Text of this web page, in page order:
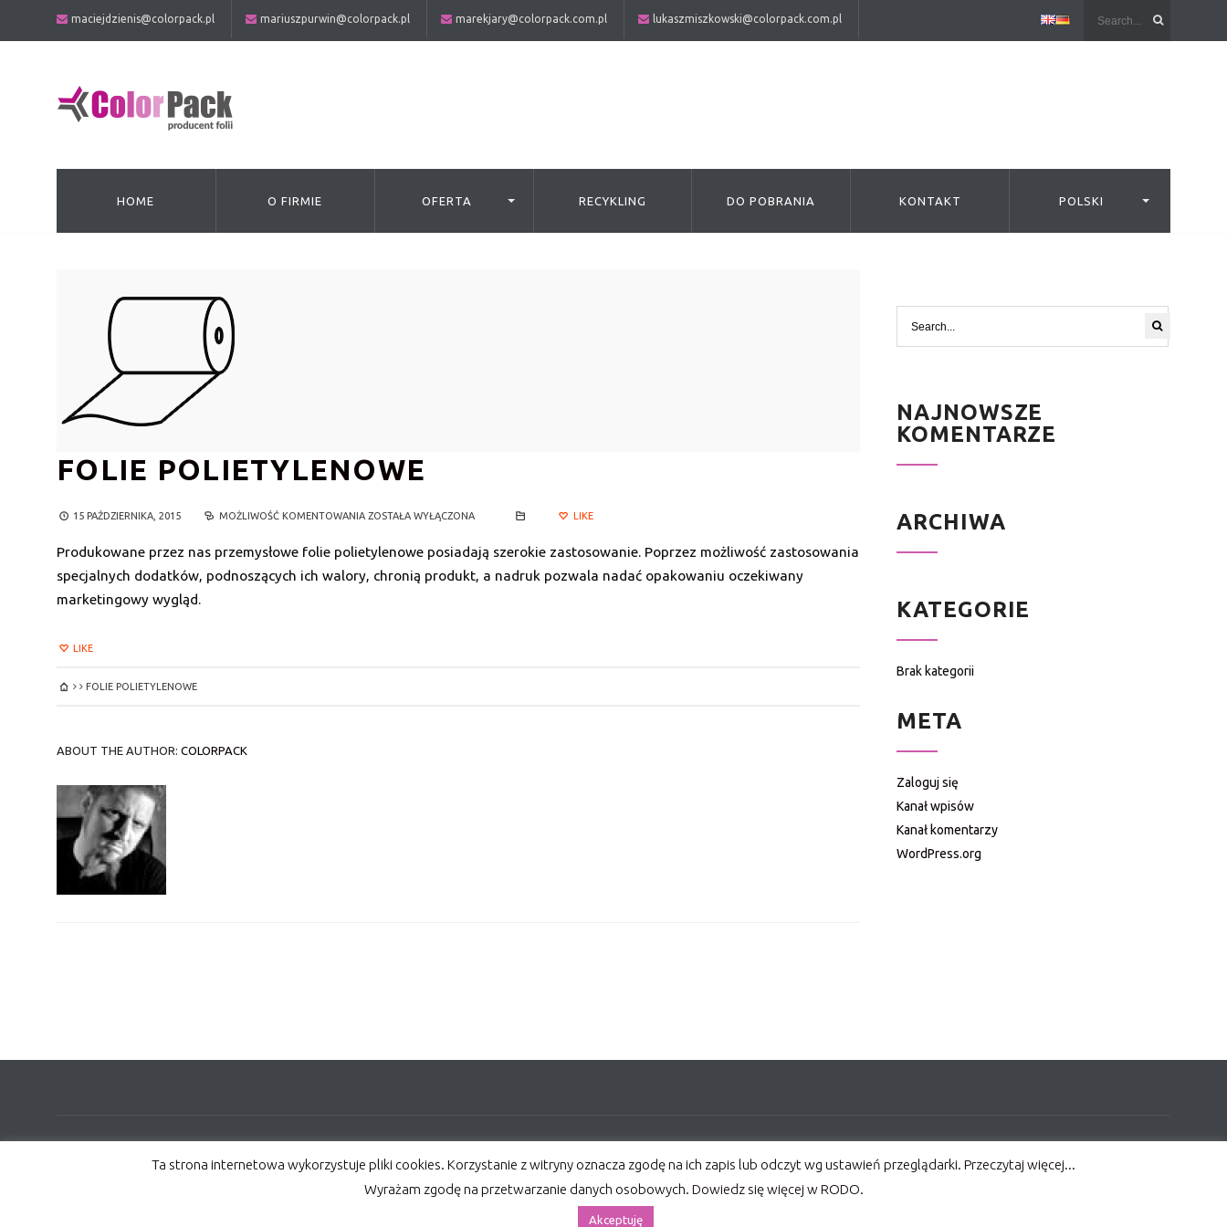
maciejdzienis@colorpack.pl mariuszpurwin@colorpack.pl marekjary@colorpack.com.pl lukaszmiszkowski@colorpack.com.pl
HOME O FIRMIE OFERTA RECYKLING DO POBRANIA KONTAKT POLSKI
FOLIE POLIETYLENOWE
15 PAŹDZIERNIKA, 2015 MOŻLIWOŚĆ KOMENTOWANIA FOLIE
ZOSTAŁA WYŁĄCZONA LIKE
Produkowane przez nas przemysłowe folie polietylenowe posiadają szerokie zastosowanie. Poprzez możliwość zastosowania
specjalnych dodatków, podnoszących ich walory, chronią produkt, a nadruk pozwala nadać opakowaniu oczekiwany
marketingowy wygląd.
LIKE
FOLIE POLIETYLENOWE
ABOUT THE AUTHOR: COLORPACK
NAJNOWSZE
KOMENTARZE
ARCHIWA
KATEGORIE
Brak kategorii
META
Zaloguj się
Kanał wpisów
Kanał komentarzy
WordPress.org
Designed byDannci
RealizacjaClouds Studio Graficzne
Ta strona internetowa wykorzystuje pliki cookies. Korzystanie z witryny oznacza zgodę na ich zapis lub odczyt wg ustawień przeglądarki. Przeczytaj więcej...
Wyrażam zgodę na przetwarzanie danych osobowych. Dowiedz się więcej w RODO.
Akceptuję